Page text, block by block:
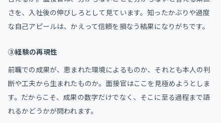
さを、入社後の伸びしろとして見ています。知ったかぶりや過度
な自己アピールは、かえって信頼を損なう結果になりがちです。
③経験の再現性
前職での成果が、恵まれた環境によるものか、それとも本人の判
断や工夫から生まれたものか。面接官はここを見極めようとしま
す。だからこそ、成果の数字だけでなく、そこに至る過程まで語
れるかどうかが問われます。